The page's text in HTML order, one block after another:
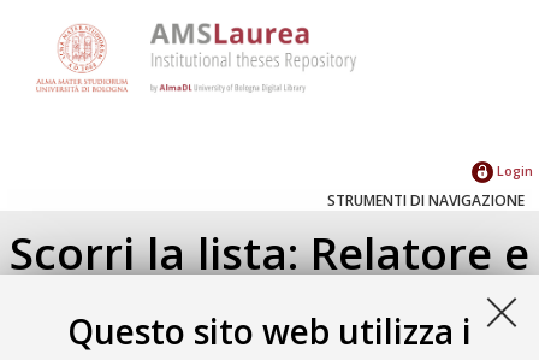
Questo sito web utilizza i
Login
STRUMENTI DI NAVIGAZIONE
Scorri la lista: Relatore e
Correlatore